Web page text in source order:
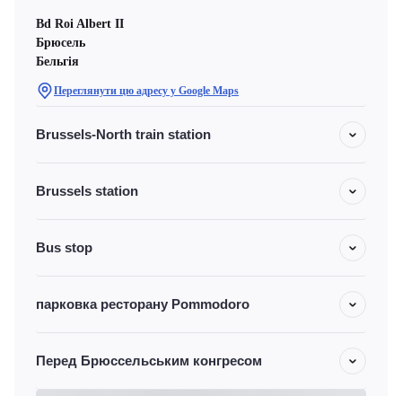
Bd Roi Albert II
Брюсель
Бельгія
Переглянути цю адресу у Google Maps
Brussels-North train station
Brussels station
Bus stop
парковка ресторану Pommodoro
Перед Брюссельським конгресом